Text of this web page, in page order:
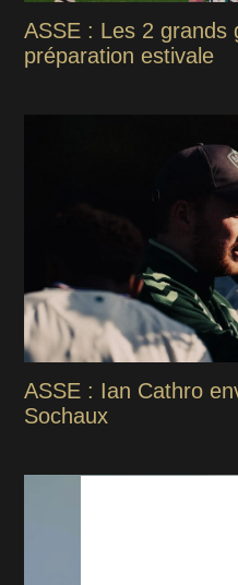
ASSE : Les 2 grands
préparation estivale
ASSE : Ian Cathro
Sochaux